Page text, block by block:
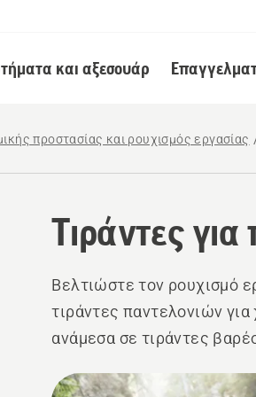
και αξεσουάρ
προστασίας και ρουχισμός εργασίας
Τιράντες
Βελτιώστε τον ρουχισμό
τιράντες παντελονιών
ανάμεσα σε τιράντες
Όλα